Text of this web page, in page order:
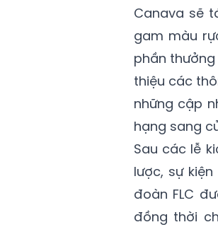
Canava sẽ
gam màu
phần
thiệu các
những cập
hạng sang
Sau các lễ
lược, sự
đoàn FLC
đồng thời